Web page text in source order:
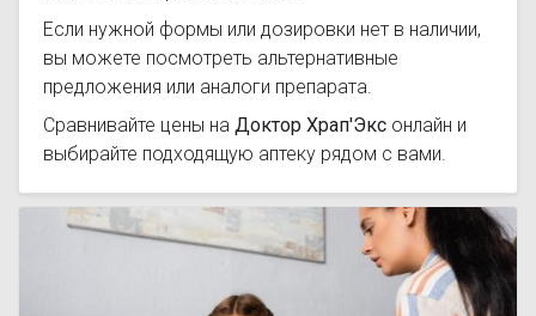
Если нужной формы или дозировки нет в наличии,
вы можете посмотреть альтернативные
предложения или аналоги препарата.
Сравнивайте цены на Доктор Храп'Экс онлайн и
выбирайте подходящую аптеку рядом с вами.